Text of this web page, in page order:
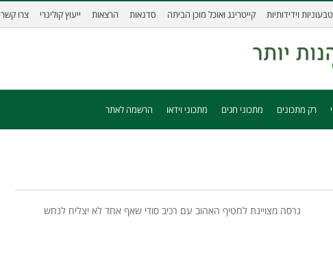
וידידותיות קייטרינג ואוכל מוכן הביתה סדנאות הרצאות ייעוץ קולינרי צרו קשר
רק מתכונים מתכוני חגים מתכוני וידאו הרשמה לאתר
גרסה מצויינת לחטיף האהוב עם רכיב סודי שאף אחד לא יצליח לנחש